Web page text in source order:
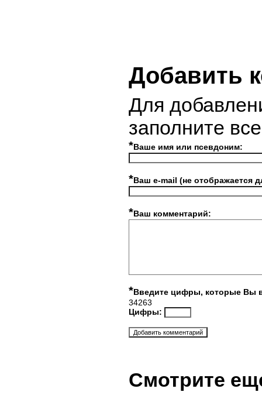
Добавить
Для
заполните
*Ваше имя или псевдоним:
*Ваш e-mail (не отображается
*Ваш комментарий:
*Введите цифры, которые Вы
34263
Цифры:
Смотрите